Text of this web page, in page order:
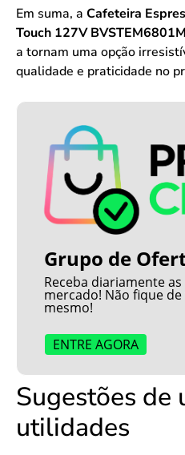
Em suma, a Cafeteira
Touch 127V BVSTEM6801M
a tornam uma opção
qualidade e praticidade no
Grupo de
Receba diariamente
mercado! Não fique
mesmo!
ENTRE AGORA
Sugestões de
utilidades